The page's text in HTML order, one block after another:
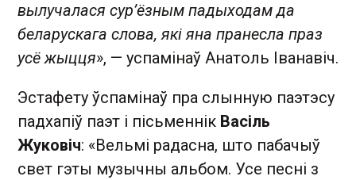
вылучалася сур’ёзным падыходам да
беларускага слова, які яна пранесла праз
усё жыцця», — успамінаў Анатоль Іванавіч.
Эстафету ўспамінаў пра слынную паэтэсу
падхапіў паэт і пісьменнік Васіль
Жуковіч: «Вельмі радасна, што пабачыў
свет гэты музычны альбом. Усе песні з